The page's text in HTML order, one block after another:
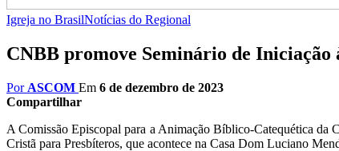
Igreja no BrasilNotícias do Regional
CNBB promove Seminário de
Por ASCOM Em 6 de dezembro de 2023
Compartilhar
A Comissão Episcopal para a Animação Bíblico-Catequética da
Cristã para Presbíteros, que acontece na Casa Dom Luciano